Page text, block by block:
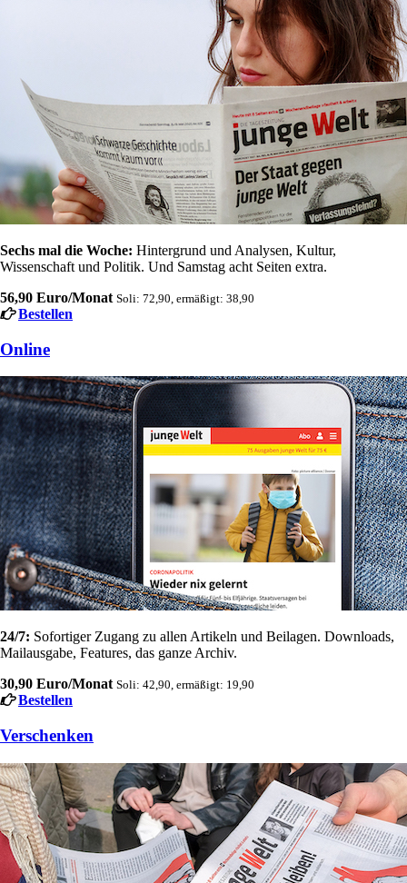
Sechs mal die Woche: Hintergrund und Analysen, Kultur,
Wissenschaft und Politik. Und Samstag acht Seiten extra.
56,90 Euro/Monat Soli: 72,90, ermäßigt: 38,90
Bestellen
Online
24/7: Sofortiger Zugang zu allen Artikeln und Beilagen. Downloads,
Mailausgabe, Features, das ganze Archiv.
30,90 Euro/Monat Soli: 42,90, ermäßigt: 19,90
Bestellen
Verschenken